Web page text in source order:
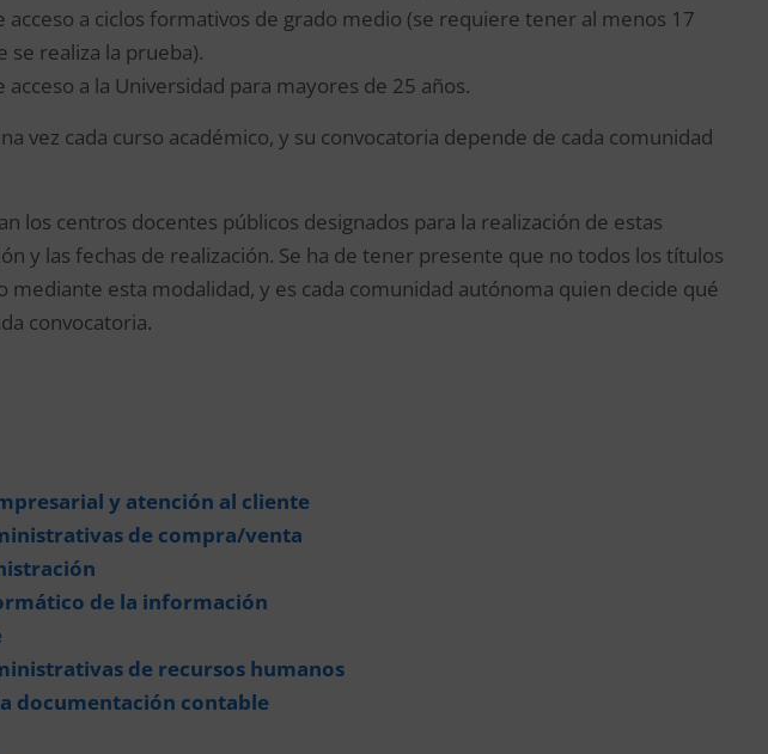
acceso a ciclos formativos de grado medio (se requiere tener al menos 17
se realiza la prueba).
a la Universidad para mayores de 25 años.
vez cada curso académico, y su convocatoria depende de cada comunidad
los centros docentes públicos designados para la realización de estas
y las fechas de realización. Se ha de tener presente que no todos los títulos
mediante esta modalidad, y es cada comunidad autónoma quien decide qué
convocatoria.
y atención al cliente
de compra/venta
de la información
de recursos humanos
documentación contable